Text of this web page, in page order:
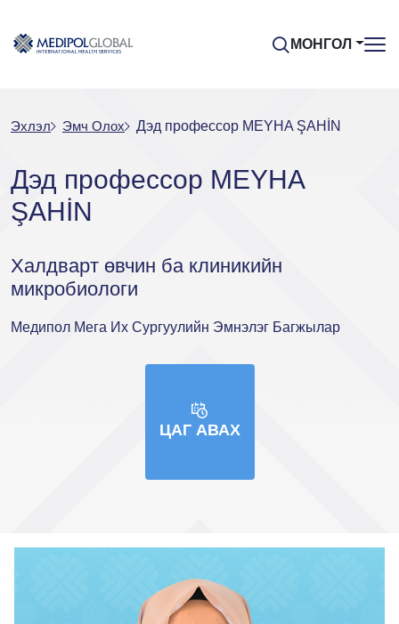
МОНГОЛ
Эхлэл Эмч Oлох Дэд профессор MEYHA ŞAHİN
Дэд профессор MEYHA
ŞAHİN
Халдварт өвчин ба клиникийн
микробиологи
Медипол Мега Их Сургуулийн Эмнэлэг Багжылар
ЦАГ АВАХ